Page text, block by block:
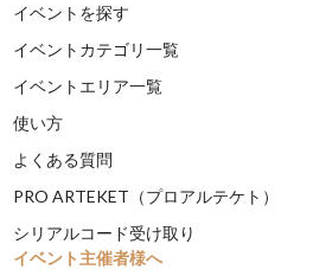
イベントを探す
イベントカテゴリ一覧
イベントエリア一覧
使い方
よくある質問
PRO ARTEKET（プロアルテケト）
シリアルコード受け取り
イベント主催者様へ